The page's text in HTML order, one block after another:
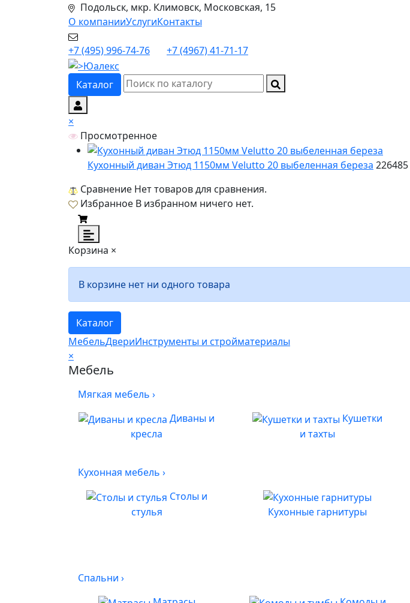
Подольск, мкр. Климовск, Московская, 15
О компанииУслугиКонтакты
+7 (495) 996-74-76 +7 (4967) 41-71-17
Каталог
×
Просмотренное
Кухонный диван Этюд 1150мм Velutto 20 выбеленная береза 226485
Сравнение Нет товаров для сравнения.
Избранное В избранном ничего нет.
Корзина ×
В корзине нет ни одного товара
Каталог
МебельДвериИнструменты и cтройматериалы
×
Мебель
Мягкая мебель ›
Диваны и
кресла
Кушетки
и тахты
Кухонная мебель ›
Столы и
стулья
Кухонные гарнитуры
Спальни ›